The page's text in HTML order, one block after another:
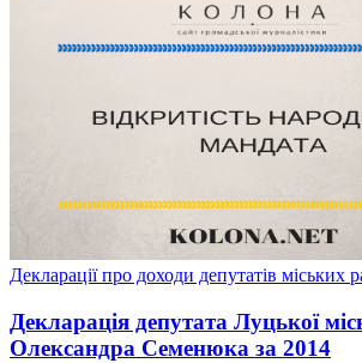
Декларації про доходи депутатів міських
Декларація депутата Луцької
Олександра Семенюка за 2014